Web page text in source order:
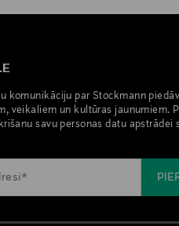
komunikāciju par Stockmann
veikaliem un kultūras jaunumiem.
savu personas datu apstrādei